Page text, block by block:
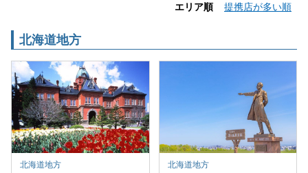
エリア順
提携店が多い順
北海道地方
北海道地方 北海道地方